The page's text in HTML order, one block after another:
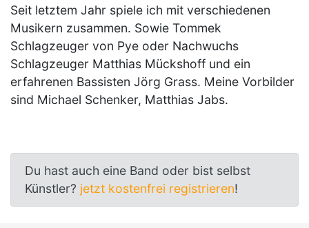
Seit letztem Jahr spiele ich mit verschiedenen
Musikern zusammen. Sowie Tommek
Schlagzeuger von Pye oder Nachwuchs
Schlagzeuger Matthias Mückshoff und ein
erfahrenen Bassisten Jörg Grass. Meine Vorbilder
sind Michael Schenker, Matthias Jabs.
Du hast auch eine Band oder bist selbst
Künstler? jetzt kostenfrei registrieren!